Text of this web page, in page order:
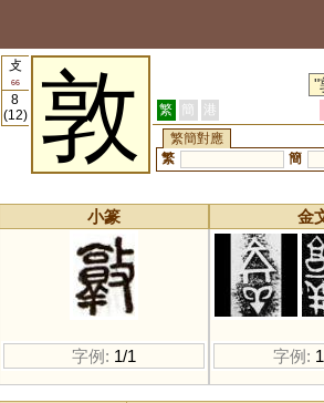
攴
66
8
(12)
敦 繁 簡 港
繁簡對應
繁
簡
小篆
字例: 1/1
金
字例: